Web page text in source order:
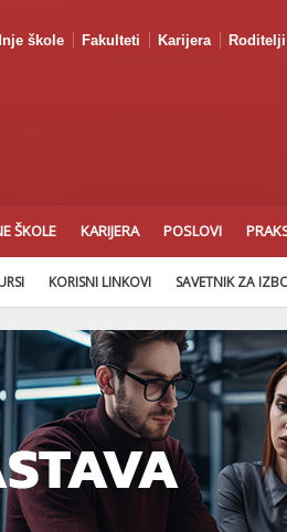
škole Fakulteti Karijera Roditelji
ŠKOLE KARIJERA POSLOVI
KORISNI LINKOVI SAVETNIK ZA